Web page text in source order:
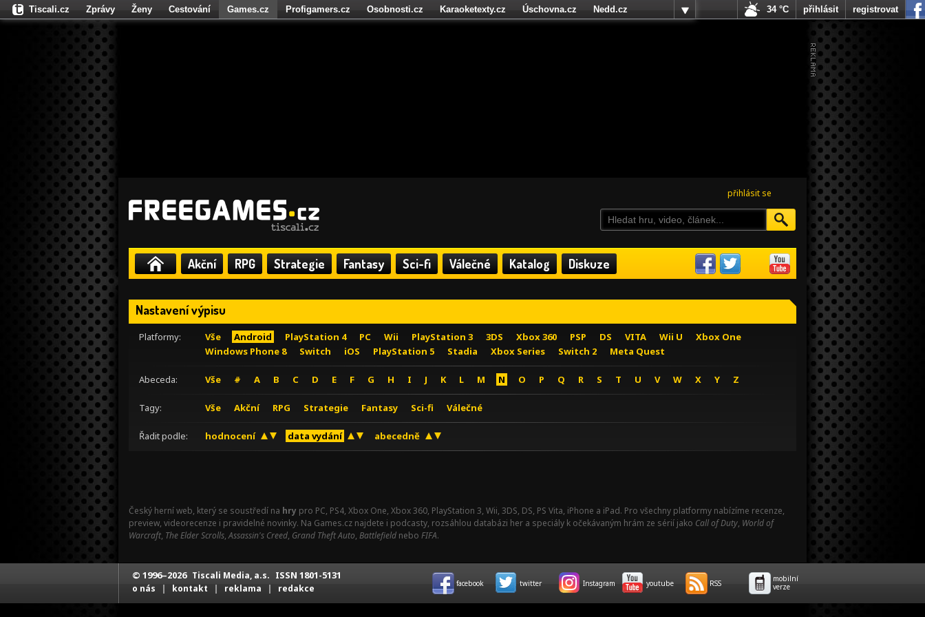
přihlásit se
Akční RPG Strategie Fantasy Sci-fi Válečné Katalog Diskuze
Nastavení výpisu
Platformy: Vše Android PlayStation 4 PC Wii PlayStation 3 3DS Xbox 360 PSP DS VITA Wii U
Xbox One
Windows Phone 8
Switch iOS PlayStation 5 Stadia Xbox Series Switch 2 Meta Quest
Abeceda: Vše # A B C D E F G H I J K L M N O P Q R S T U V W X Y Z
Tagy: Vše Akční RPG Strategie Fantasy Sci-fi Válečné
Řadit podle: hodnocení data vydání abecedně
Český herní web, který se soustředí na hry pro PC, PS4, Xbox One, Xbox 360, PlayStation 3, Wii, 3DS, DS, PS Vita, iPhone a iPad. Pro všechny platformy nabízíme recenze,
preview, videorecenze i pravidelné novinky. Na Games.cz najdete i podcasty, rozsáhlou databázi her a speciály k očekávaným hrám ze sérií jako Call of Duty, World of
Warcraft, The Elder Scrolls,Assassin's Creed, Grand Theft Auto, Battlefield nebo FIFA.
Tiscali.cz Zprávy Ženy Cestování Games.cz Profigamers.cz Osobnosti.cz Karaoketexty.cz Úschovna.cz
Nedd.cz
Fights.cz
34 °C přihlásit registrovat
© 1996–2026 Tiscali Media, a.s. ISSN 1801-5131
o nás | kontakt | reklama | redakce facebook twitter Instagram youtube RSS
mobilní
verze